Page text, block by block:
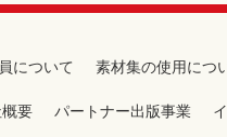
について 素材集の使用につ
要 パートナー出版事業